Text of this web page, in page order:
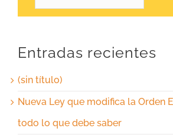
Entradas recientes
(sin título)
Nueva Ley que modifica la Orden
todo lo que debe saber